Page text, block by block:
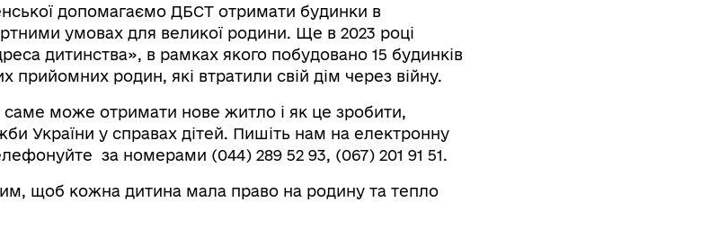
допомагаємо ДБСТ отримати будинки в
умовах для великої родини. Ще в 2023 році
дитинства», в рамках якого побудовано 15 будинків
прийомних родин, які втратили свій дім через війну.
саме може отримати нове житло і як це зробити,
України у справах дітей. Пишіть нам на електронну
за номерами (044) 289 52 93, (067) 201 91 51.
щоб кожна дитина мала право на родину та тепло